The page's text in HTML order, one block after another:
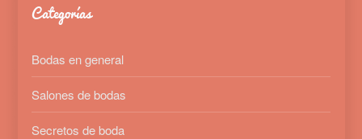
Categorías
Bodas en general
Salones de bodas
Secretos de boda